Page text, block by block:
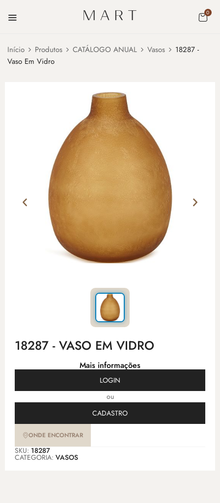
0
Início Produtos CATÁLOGO ANUAL Vasos
18287 -
Vaso Em Vidro
18287 - VASO EM VIDRO
Mais informações
LOGIN
ou
CADASTRO
ONDE ENCONTRAR
SKU: 18287
CATEGORIA: VASOS